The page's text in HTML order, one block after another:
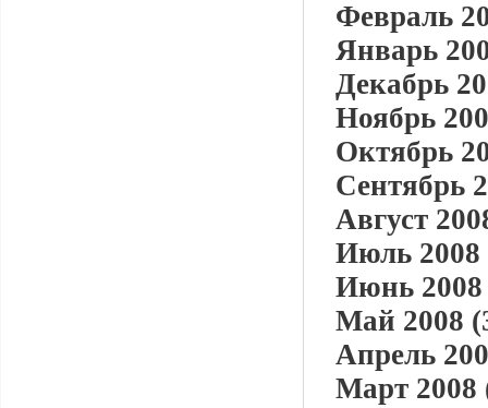
Февраль
Январь
Декабрь
Ноябрь
Октябрь
Сентябрь
Август
Июль 2008
Июнь 2008
Май 2008
Апрель
Март 2008